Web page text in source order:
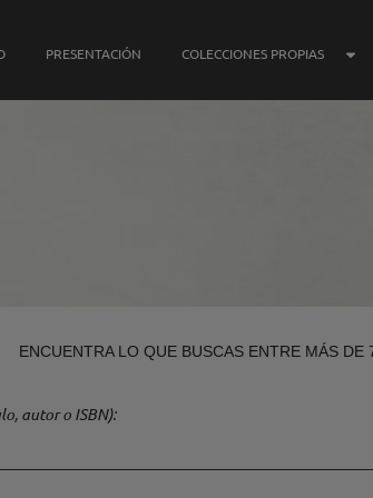
PRESENTACIÓN COLECCIONES PROPIAS
ENCUENTRA LO QUE BUSCAS ENTRE MÁS DE
autor o ISBN)